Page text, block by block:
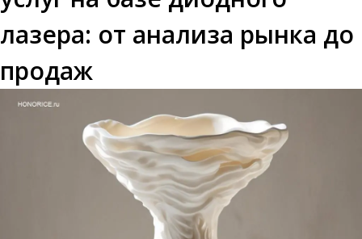
лазера: от анализа рынка до
продаж